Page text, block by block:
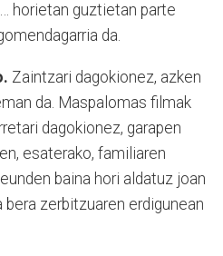
horietan guztietan parte
da.
Zaintzari dagokionez, azken
da. Maspalomas filmak
dagokionez, garapen
esaterako, familiaren
baina hori aldatuz joan
bera zerbitzuaren erdigunean